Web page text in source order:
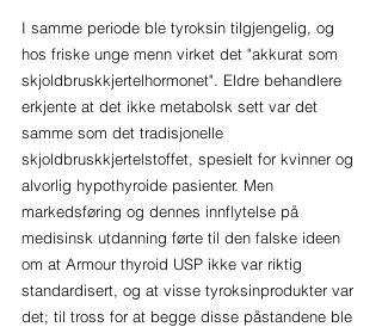
I samme periode ble tyroksin tilgjengelig, og
hos friske unge menn virket det "akkurat som
skjoldbruskkjertelhormonet". Eldre behandlere
erkjente at det ikke metabolsk sett var det
samme som det tradisjonelle
skjoldbruskkjertelstoffet, spesielt for kvinner og
alvorlig hypothyroide pasienter. Men
markedsføring og dennes innflytelse på
medisinsk utdanning førte til den falske ideen
om at Armour thyroid USP ikke var riktig
standardisert, og at visse tyroksinprodukter var
det; til tross for at begge disse påstandene ble